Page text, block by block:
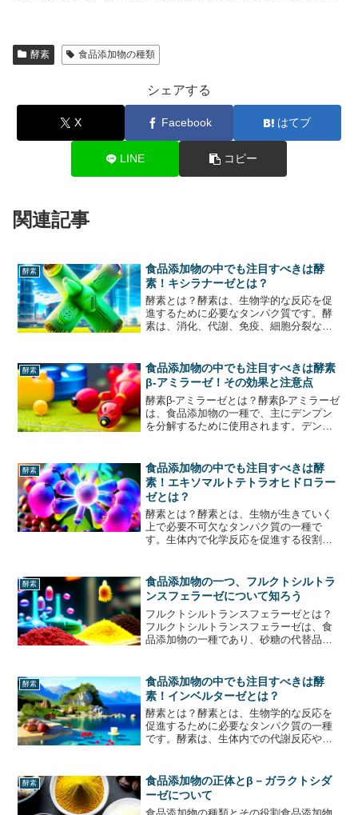
酵素 食品添加物の種類
シェアする
X Facebook はてブ
LINE コピー
関連記事
酵素
食品添加物の中でも注目すべきは酵
素！キシラナーゼとは？
酵素とは？酵素は、生物学的な反応を促
進するために必要なタンパク質です。酵
素は、消化、代謝、免疫、細胞分裂な
ために必要なエネルギーを低減すること
ができます。これにより、反...
酵素
食品添加物の中でも注目すべきは酵素
β-アミラーゼ！その効果と注意点
酵素β-アミラーゼとは？酵素β-アミラーゼ
は、食品添加物の一種で、主にデンプン
を分解するために使用されます。デンプ
解されます。しかし、デンプンは消化さ
れる前に、β-アミ...
酵素
食品添加物の中でも注目すべきは酵
素！エキソマルトテトラオヒドロラー
ゼとは？
酵素とは？酵素とは、生物が生きていく
上で必要不可欠なタンパク質の一種で
す。生体内で化学反応を促進する役割を
を促進するだけで自身は変化せず、反応
後も再利用されるため、非常...
酵素
食品添加物の一つ、フルクトシルトラ
ンスフェラーゼについて知ろう
フルクトシルトランスフェラーゼとは？
フルクトシルトランスフェラーゼは、食
品添加物の一種であり、砂糖の代替品と
ことによって、甘味を与える効果があり
ます。フルクトシルトラン...
酵素
食品添加物の中でも注目すべきは酵
素！インベルターゼとは？
酵素とは？酵素とは、生物学的な反応を
促進するために必要なタンパク質の一種
です。酵素は、生体内での代謝反応や消
に必要なエネルギーを低減することがで
きます。これにより、反応...
酵素
食品添加物の正体とβ－ガラクトシダ
ーゼについて